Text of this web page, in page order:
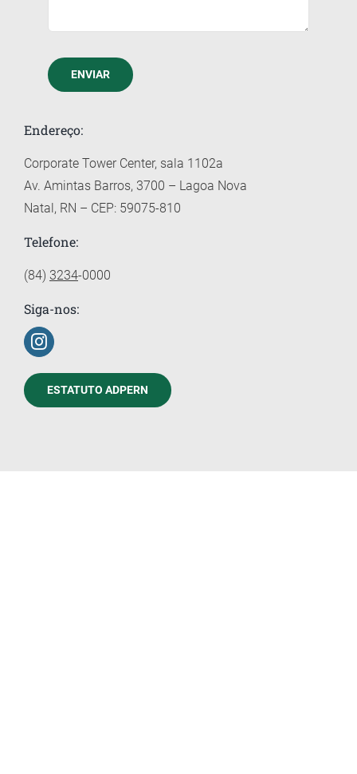
ENVIAR
Endereço:
Corporate Tower Center, sala 1102a
Av. Amintas Barros, 3700 – Lagoa Nova
Natal, RN – CEP: 59075-810
Telefone:
(84) 3234-0000
Siga-nos:
ESTATUTO ADPERN